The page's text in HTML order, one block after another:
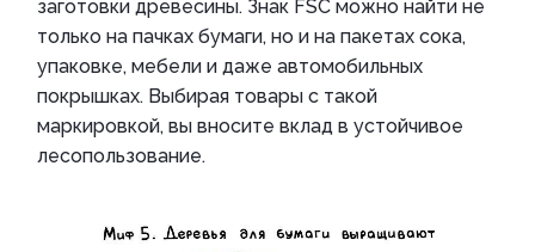
заготовки древесины. Знак FSC можно найти не
только на пачках бумаги, но и на пакетах сока,
упаковке, мебели и даже автомобильных
покрышках. Выбирая товары с такой
маркировкой, вы вносите вклад в устойчивое
лесопользование.